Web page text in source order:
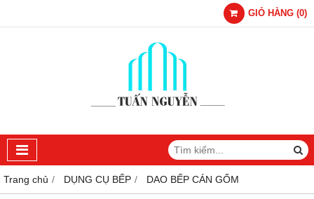
GIỎ HÀNG (0)
Trang chủ DỤNG CỤ BẾP DAO BẾP CÁN GỐM